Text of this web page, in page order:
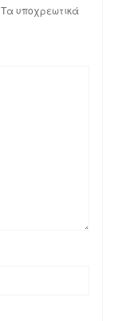
Τα υποχρεωτικά